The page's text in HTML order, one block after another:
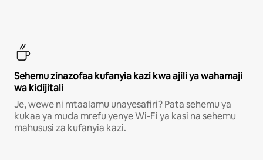
Sehemu zinazofaa kufanyia kazi kwa ajili ya wahamaji
wa kidijitali
Je, wewe ni mtaalamu unayesafiri? Pata sehemu ya
kukaa ya muda mrefu yenye Wi-Fi ya kasi na sehemu
mahususi za kufanyia kazi.